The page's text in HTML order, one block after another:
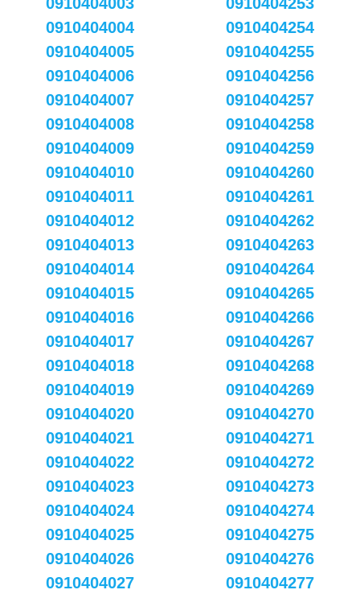
0910404004
0910404005
0910404006
0910404007
0910404008
0910404009
0910404010
0910404011
0910404012
0910404013
0910404014
0910404015
0910404016
0910404017
0910404018
0910404019
0910404020
0910404021
0910404022
0910404023
0910404024
0910404025
0910404026
0910404027
0910404254
0910404255
0910404256
0910404257
0910404258
0910404259
0910404260
0910404261
0910404262
0910404263
0910404264
0910404265
0910404266
0910404267
0910404268
0910404269
0910404270
0910404271
0910404272
0910404273
0910404274
0910404275
0910404276
0910404277